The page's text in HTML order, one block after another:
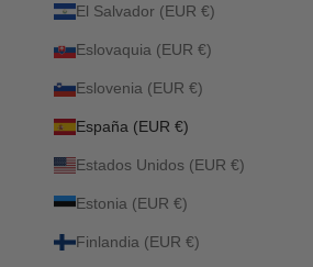
El Salvador (EUR €)
Eslovaquia (EUR €)
Eslovenia (EUR €)
España (EUR €)
Estados Unidos (EUR €)
Estonia (EUR €)
Finlandia (EUR €)